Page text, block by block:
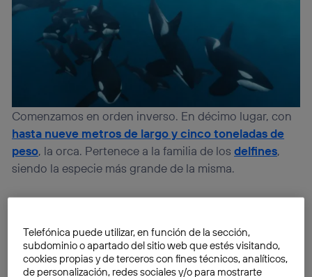
Comenzamos en orden inverso. En décimo lugar, con
hasta nueve metros de largoy cinco toneladas de
peso, la orca. Pertenece a la familia de losdelfines,
siendo la especie más grande de la misma.
agresividad con otros cetáceos, incluso de más
tamaño, como varios tipos de ballenas. Con los seres
Telefónica puede utilizar, en función de la sección,
subdominio o apartado del sitio web que estés visitando,
cookies propias y de terceros con fines técnicos, analíticos,
de personalización, redes sociales y/o para mostrarte